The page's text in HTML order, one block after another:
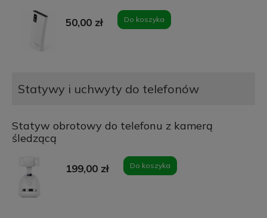
50,00 zł Do koszyka
Statywy i uchwyty do telefonów
Statyw obrotowy do telefonu z kamerą
śledzącą
199,00 zł Do koszyka